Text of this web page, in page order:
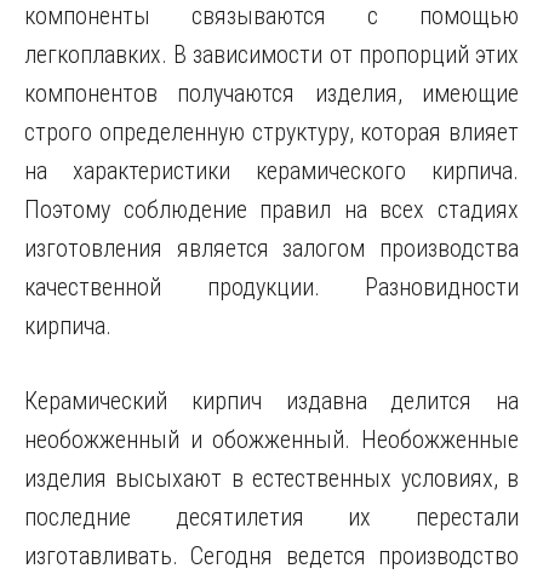
компоненты связываются с помощью
легкоплавких. В зависимости от пропорций этих
компонентов получаются изделия, имеющие
строго определенную структуру, которая влияет
на характеристики керамического кирпича.
Поэтому соблюдение правил на всех стадиях
изготовления является залогом производства
качественной продукции. Разновидности
кирпича.
Керамический кирпич издавна делится на
необожженный и обожженный. Необожженные
изделия высыхают в естественных условиях, в
последние десятилетия их перестали
изготавливать. Сегодня ведется производство